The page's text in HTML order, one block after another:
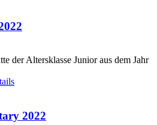
der Altersklasse Junior aus dem Jahr
2022